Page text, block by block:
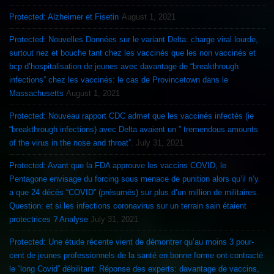
Protected: Alzheimer et Fisetin August 1, 2021
Protected: Nouvelles Données sur le variant Delta: charge viral lourde,
surtout nez et bouche tant chez les vaccinés que les non vaccinés et
bcp d’hospitalisation de jeunes avec davantage de “breakthrough
infections” chez les vaccinés: le cas de Provincetown dans le
Massachusetts August 1, 2021
Protected: Nouveau rapport CDC admet que les vaccinés infectés (ie
“breakthrough infections) avec Delta avaient un ” tremendous amounts
of the virus in the nose and throat”. July 31, 2021
Protected: Avant que la FDA approuve les vaccins COVID, le
Pentagone envisage du forcing sous menace de punition alors qu’il n’y
a que 24 décès “COVID” (présumés) sur plus d’un million de militaires.
Question: et si les infections coronavirus sur un terrain sain étaient
protectrices ? Analyse July 31, 2021
Protected: Une étude récente vient de démontrer qu’au moins 3 pour-
cent de jeunes professionnels de la santé en bonne forme ont contracté
le “long Covid” débilitant: Réponse des experts: davantage de vaccins,